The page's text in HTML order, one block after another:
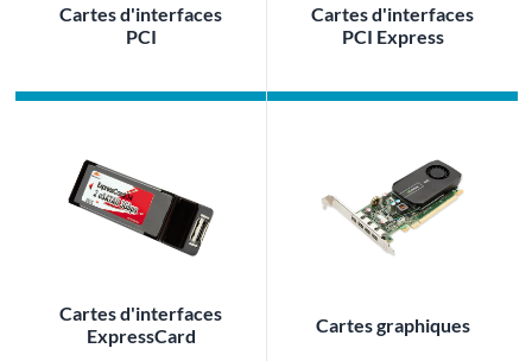
Cartes d'interfaces
PCI
Cartes d'interfaces
PCI Express
Cartes d'interfaces
ExpressCard
Cartes graphiques